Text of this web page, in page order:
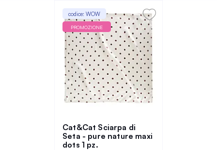
codice: WOW
PROMOZIONE
Cat&Cat Sciarpa di
Seta - pure nature maxi
dots 1 pz.